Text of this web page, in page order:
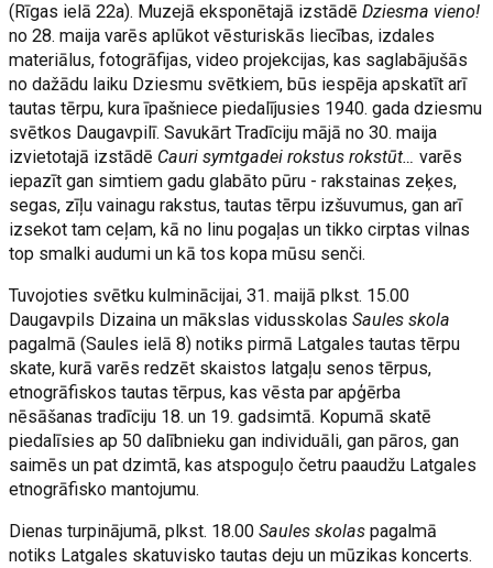
(Rīgas ielā 22a). Muzejā eksponētajā izstādēDziesma vieno!
no 28. maija varēs aplūkot vēsturiskās liecības, izdales
materiālus, fotogrāfijas, video projekcijas, kas saglabājušās
no dažādu laiku Dziesmu svētkiem, būs iespēja apskatīt arī
tautas tērpu, kura īpašniece piedalījusies 1940. gada dziesmu
svētkos Daugavpilī. Savukārt Tradīciju mājā no 30. maija
izvietotajā izstādē Cauri symtgadei rokstus rokstūt… varēs
iepazīt gan simtiem gadu glabāto pūru - rakstainas zeķes,
segas, zīļu vainagu rakstus, tautas tērpu izšuvumus, gan arī
izsekot tam ceļam, kā no linu pogaļas un tikko cirptas vilnas
top smalki audumi un kā tos kopa mūsu senči.
Tuvojoties svētku kulminācijai, 31. maijā plkst. 15.00
Daugavpils Dizaina un mākslas vidusskolasSaules skola
pagalmā (Saules ielā 8) notiks pirmā Latgales tautas tērpu
skate, kurā varēs redzēt skaistos latgaļu senos tērpus,
etnogrāfiskos tautas tērpus, kas vēsta par apģērba
nēsāšanas tradīciju 18. un 19. gadsimtā. Kopumā skatē
piedalīsies ap 50 dalībnieku gan individuāli, gan pāros, gan
saimēs un pat dzimtā, kas atspoguļo četru paaudžu Latgales
etnogrāfisko mantojumu.
Dienas turpinājumā, plkst. 18.00Saules skolas pagalmā
notiks Latgales skatuvisko tautas deju un mūzikas koncerts.